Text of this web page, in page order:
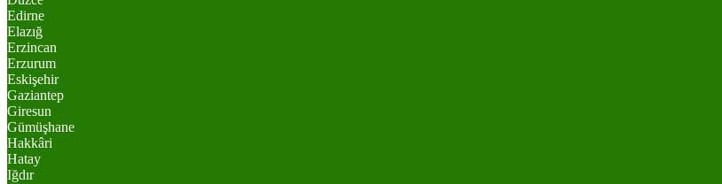
Edirne
Elazığ
Erzincan
Erzurum
Eskişehir
Gaziantep
Giresun
Gümüşhane
Hakkâri
Hatay
Iğdır